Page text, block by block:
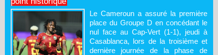
Le Cameroun a assuré la première
place du Groupe D en concédant le
nul face au Cap-Vert (1-1), jeudi à
Casablanca, lors de la troisième et
dernière journée de la phase de